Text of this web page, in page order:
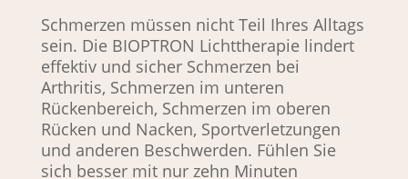
Schmerzen müssen nicht Teil Ihres Alltags
sein. Die BIOPTRON Lichttherapie lindert
effektiv und sicher Schmerzen bei
Arthritis, Schmerzen im unteren
Rückenbereich, Schmerzen im oberen
Rücken und Nacken, Sportverletzungen
und anderen Beschwerden. Fühlen Sie
sich besser mit nur zehn Minuten